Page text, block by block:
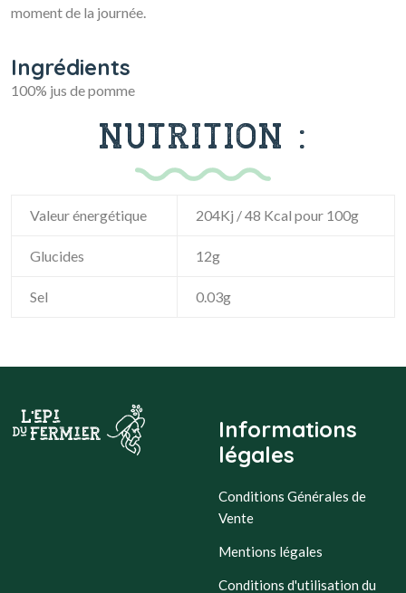
moment de la journée.
Ingrédients
100% jus de pomme
NUTRITION :
Valeur énergétique 204Kj / 48 Kcal pour 100g
Glucides 12g
Sel 0.03g
Informations
légales
Conditions Générales de
Vente
Mentions légales
Conditions d'utilisation du